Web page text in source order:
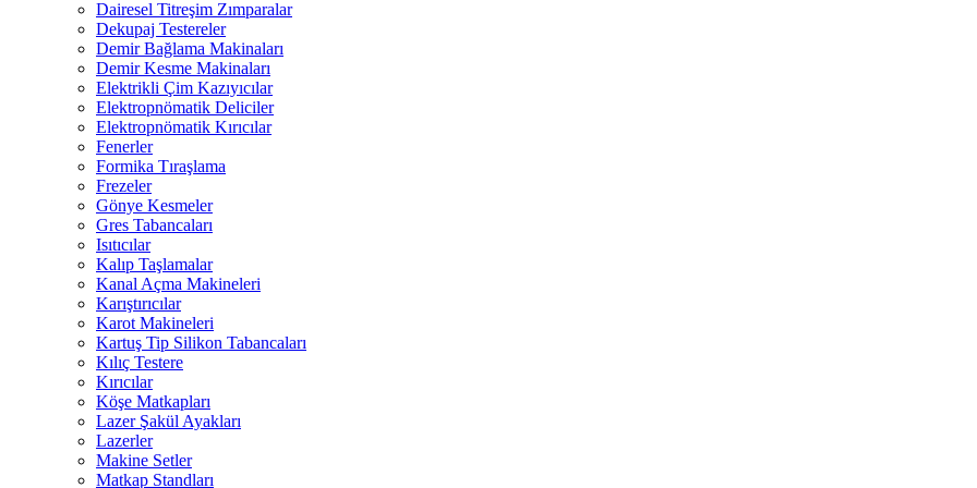
Dairesel Titreşim Zımparalar
Dekupaj Testereler
Demir Bağlama Makinaları
Demir Kesme Makinaları
Elektrikli Çim Kazıyıcılar
Elektropnömatik Deliciler
Elektropnömatik Kırıcılar
Fenerler
Formika Tıraşlama
Frezeler
Gönye Kesmeler
Gres Tabancaları
Isıtıcılar
Kalıp Taşlamalar
Kanal Açma Makineleri
Karıştırıcılar
Karot Makineleri
Kartuş Tip Silikon Tabancaları
Kılıç Testere
Kırıcılar
Köşe Matkapları
Lazer Şakül Ayakları
Lazerler
Makine Setler
Matkap Standları